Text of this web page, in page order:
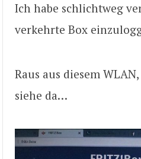
Ich habe schlichtweg
verkehrte Box
Raus aus diesem
siehe da…